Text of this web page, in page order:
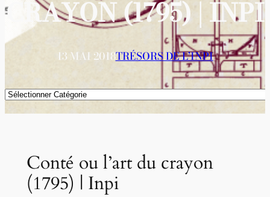
CRAYON (1795) | INPI
13 MAI 2018TRÉSORS DE L’INPI
Catégories
Conté ou l’art du crayon
(1795) | Inpi